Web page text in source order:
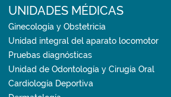
UNIDADES MÉDICAS
Ginecología y Obstetricia
Unidad integral del aparato locomotor
Pruebas diagnósticas
Unidad de Odontología y Cirugía Oral
Cardiología Deportiva